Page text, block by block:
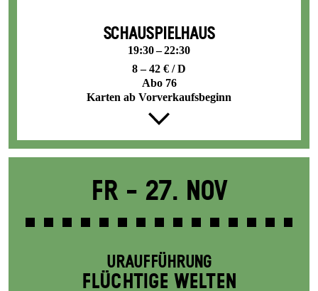
SCHAUSPIELHAUS
19:30 – 22:30
8 – 42 € / D
Abo 76
Karten ab Vorverkaufsbeginn
Fr - 27. Nov
URAUFFÜHRUNG
FLÜCHTIGE WELTEN